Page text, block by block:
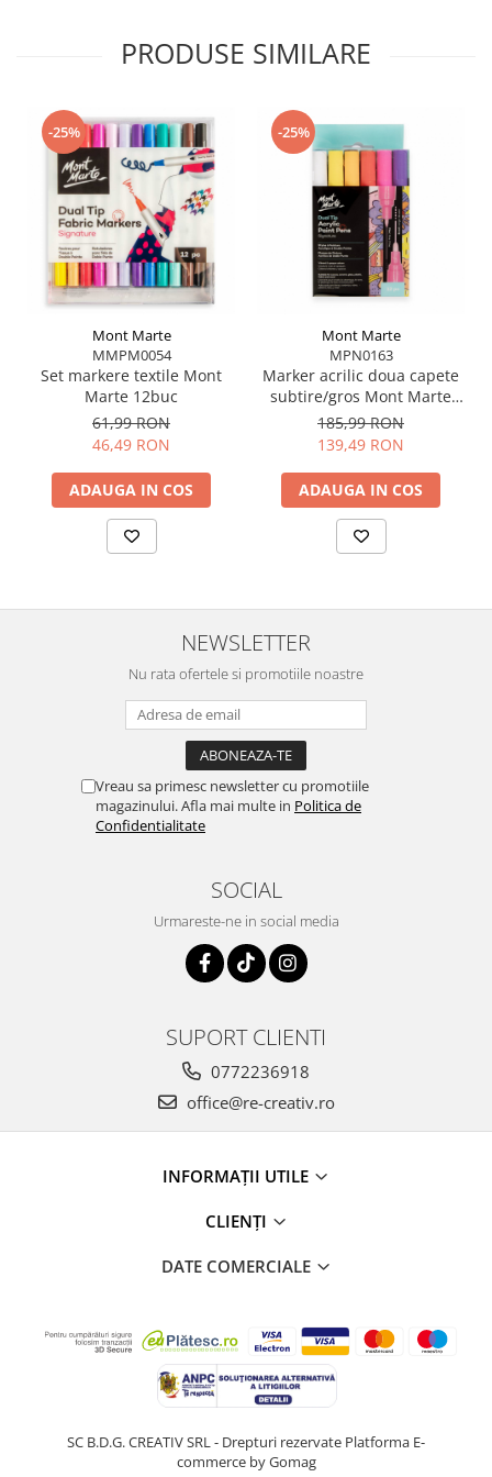
PRODUSE SIMILARE
-25%
Mont Marte
MMPM0054
Set markere textile Mont
Marte 12buc
61,99 RON
46,49 RON
ADAUGA IN COS
-25%
Mont Marte
MPN0163
Marker acrilic doua capete
subtire/gros Mont Marte
12buc
185,99 RON
139,49 RON
ADAUGA IN COS
NEWSLETTER
Nu rata ofertele si promotiile noastre
Vreau sa primesc newsletter cu promotiile
magazinului. Afla mai multe in Politica de
Confidentialitate
SOCIAL
Urmareste-ne in social media
SUPORT CLIENTI
0772236918
office@re-creativ.ro
INFORMAȚII UTILE
CLIENȚI
DATE COMERCIALE
SC B.D.G. CREATIV SRL - Drepturi rezervate Platforma E-
commerce by Gomag